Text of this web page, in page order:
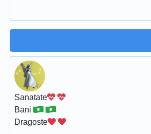
Sanatate
Bani
Dragoste